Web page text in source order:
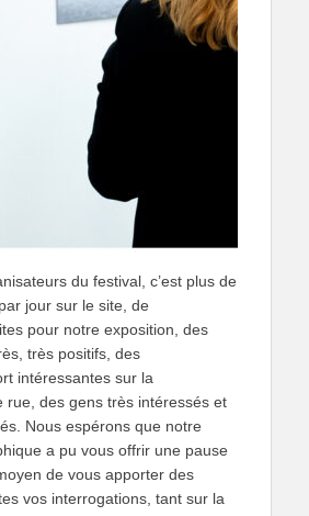
du festival, c’est plus de
jour sur le site, de
pour notre exposition, des
très positifs, des
intéressantes sur la
rue, des gens très intéressés et
Nous espérons que notre
a pu vous offrir une pause
de vous apporter des
vos interrogations, tant sur la